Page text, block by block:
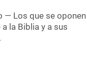
Los que se oponen
la Biblia y a sus